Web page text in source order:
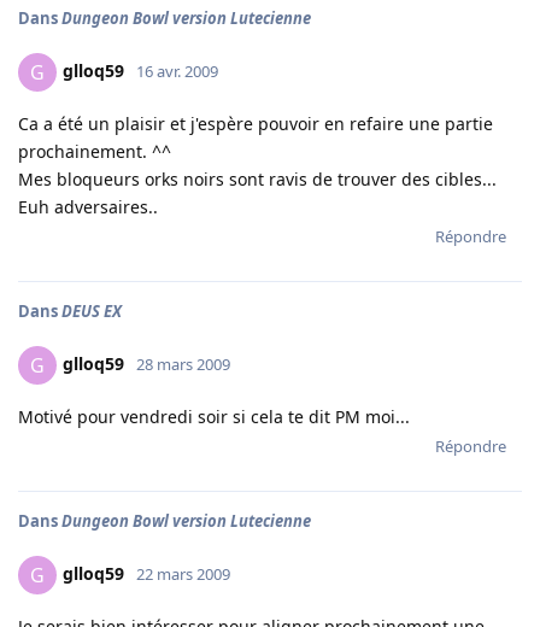
DansDungeon Bowl version Lutecienne
G glloq59 16 avr. 2009
Ca a été un plaisir et j'espère pouvoir en refaire une partie
prochainement. ^^
Mes bloqueurs orks noirs sont ravis de trouver des cibles...
Euh adversaires..
Répondre
DansDEUS EX
G glloq59 28 mars 2009
Motivé pour vendredi soir si cela te dit PM moi...
Répondre
DansDungeon Bowl version Lutecienne
G glloq59 22 mars 2009